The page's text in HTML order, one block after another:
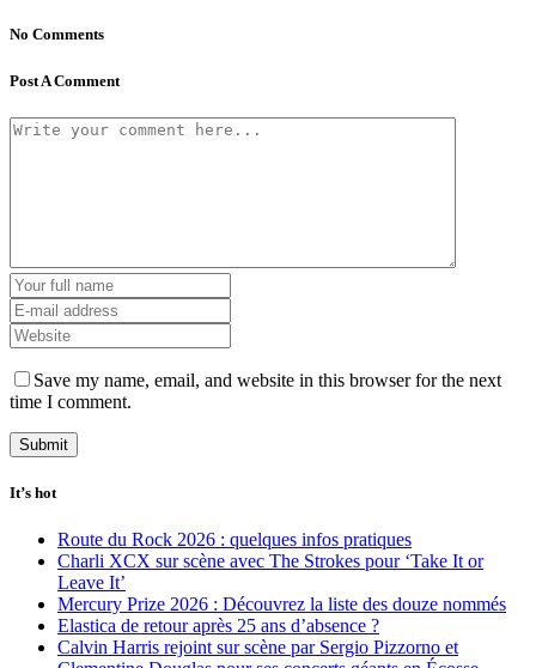
No Comments
Post A Comment
Save my name, email, and website in this browser for the next
time I comment.
It’s hot
Route du Rock 2026 : quelques infos pratiques
Charli XCX sur scène avec The Strokes pour ‘Take It or
Leave It’
Mercury Prize 2026 : Découvrez la liste des douze nommés
Elastica de retour après 25 ans d’absence ?
Calvin Harris rejoint sur scène par Sergio Pizzorno et